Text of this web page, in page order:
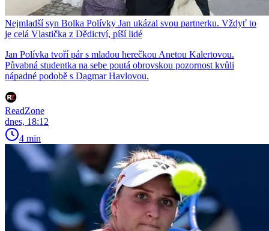
Nejmladší syn Bolka Polívky Jan ukázal svou partnerku. Vždyť to
je celá Vlastička z Dědictví, píší lidé
Jan Polívka tvoří pár s mladou herečkou Anetou Kalertovou.
Půvabná studentka na sebe poutá obrovskou pozornost kvůli
nápadné podobě s Dagmar Havlovou.
ReadZone
dnes, 18:12
4 min